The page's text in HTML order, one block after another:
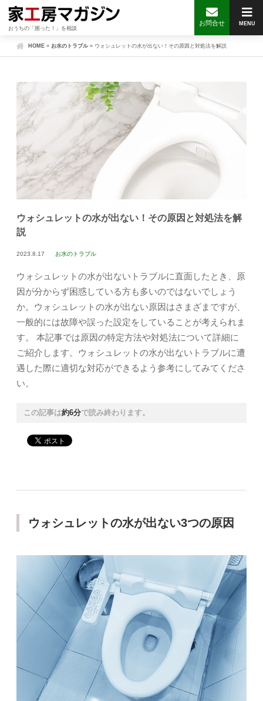
おうちの「困った！」を相談
MENU
お問合せ
HOME » お水のトラブル » ウォシュレットの水が出ない！その原因と対処法を解説
ウォシュレットの水が出ない！その原因と対処法を解
説
2023.8.17 お水のトラブル
ウォシュレットの水が出ないトラブルに直面したとき、原
因が分からず困惑している方も多いのではないでしょう
か。ウォシュレットの水が出ない原因はさまざまですが、
一般的には故障や誤った設定をしていることが考えられま
す。 本記事では原因の特定方法や対処法について詳細に
ご紹介します。ウォシュレットの水が出ないトラブルに遭
遇した際に適切な対応ができるよう参考にしてみてくださ
い。
この記事は約6分で読み終わります。
ウォシュレットの水が出ない3つの原因